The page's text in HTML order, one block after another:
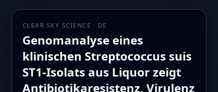
CLEAR SKY SCIENCE · DE
Genomanalyse eines
klinischen Streptococcus suis
ST1-Isolats aus Liquor zeigt
Antibiotikaresistenz, Virulenz